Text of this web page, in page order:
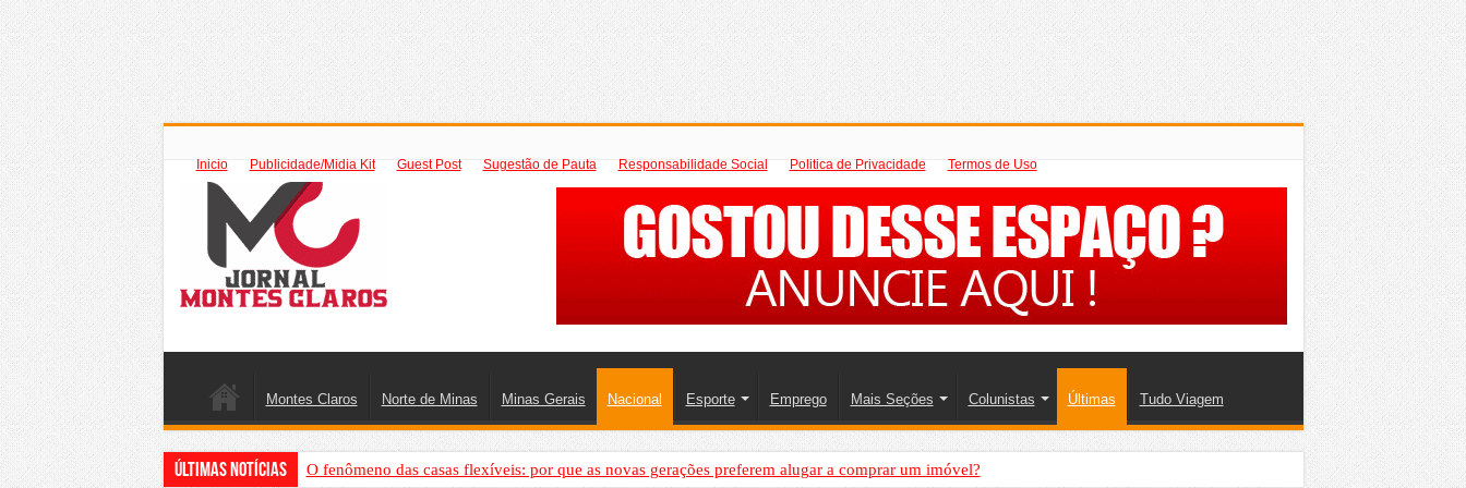
Inicio Publicidade/Midia Kit Guest Post Sugestão de Pauta Responsabilidade Social Politica de Privacidade Termos de Uso
Montes Claros Norte de Minas Minas Gerais Nacional Esporte Emprego Mais Seções Colunistas Últimas Tudo Viagem
Últimas Notícias O fenômeno das casas flexíveis: por que as novas gerações preferem alugar a comprar um imóvel?